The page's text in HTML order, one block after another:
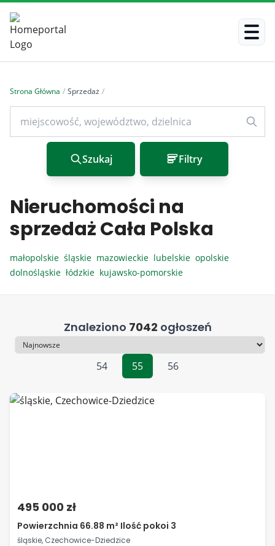
Strona Główna / Sprzedaż /
Szukaj Filtry
Nieruchomości na
sprzedaż Cała Polska
małopolskie śląskie mazowieckie lubelskie opolskie
dolnośląskie łódzkie kujawsko-pomorskie
Znaleziono 7042 ogłoszeń
Sortowanie
54
55 56
495 000 zł
Powierzchnia 66.88 m² Ilość pokoi 3
śląskie, Czechowice-Dziedzice